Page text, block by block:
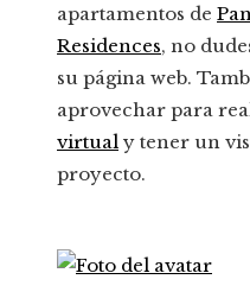
apartamentos de
Residences, no
su página web.
aprovechar para
virtual y tener un
proyecto.